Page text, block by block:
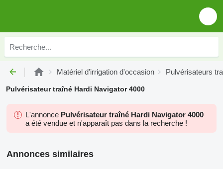
Matériel d'irrigation d'occasion Pulvérisateurs
Pulvérisateur traîné Hardi Navigator 4000
L'annonce Pulvérisateur traîné Hardi Navigator 4000
a été vendue et n'apparaît pas dans la recherche !
Annonces similaires